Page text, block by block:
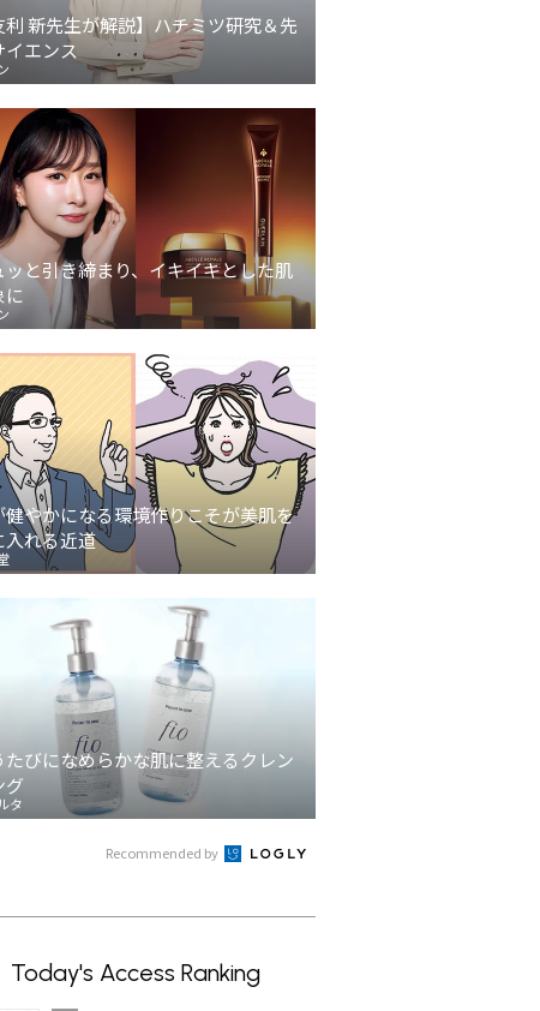
利 新先生が解説】ハチミツ研究＆先
イエンス
ッと引き締まり、イキイキとした肌
に
健やかになる環境作りこそが美肌を
入れる近道
たびになめらかな肌に整えるクレン
グ
タ
Recommended by
Today's Access Ranking